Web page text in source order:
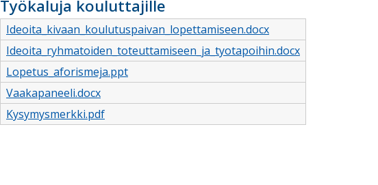
Työkaluja kouluttajille
Ideoita_kivaan_koulutuspaivan_lopettamiseen.docx
Ideoita_ryhmatoiden_toteuttamiseen_ja_tyotapoihin.docx
Lopetus_aforismeja.ppt
Vaakapaneeli.docx
Kysymysmerkki.pdf